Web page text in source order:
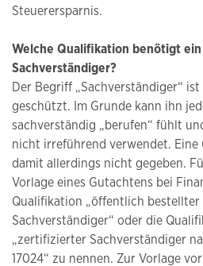
Steuerersparnis.
Welche Qualifikation benötigt
Sachverständiger?
Der Begriff „Sachverständiger“
geschützt. Im Grunde kann ihn
sachverständig „berufen“ fühlt
nicht irreführend verwendet. Eine
damit allerdings nicht gegeben.
Vorlage eines Gutachtens bei
Qualifikation „öffentlich
Sachverständiger“ oder die
„zertifizierter Sachverständiger
17024“ zu nennen. Zur Vorlage